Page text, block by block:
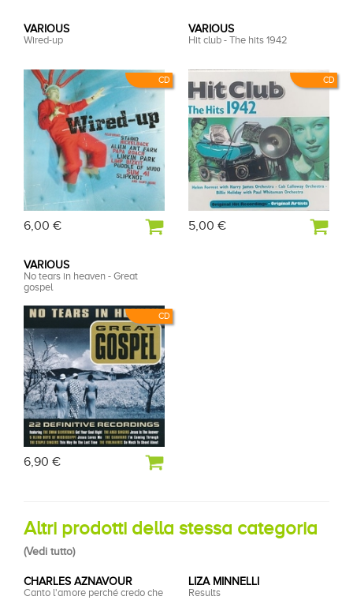
CD
VARIOUS
Wired-up
6,00 €
CD
VARIOUS
Hit club - The hits 1942
5,00 €
CD
VARIOUS
No tears in heaven - Great
gospel
6,90 €
Altri prodotti della stessa categoria
(Vedi tutto)
CHARLES AZNAVOUR
Canto l'amore perché credo che
LIZA MINNELLI
Results